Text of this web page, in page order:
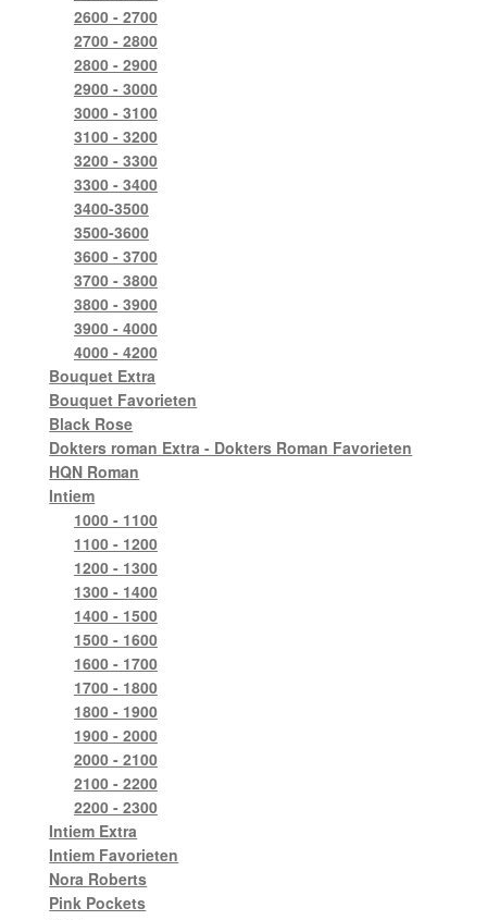
2600 - 2700
2700 - 2800
2800 - 2900
2900 - 3000
3000 - 3100
3100 - 3200
3200 - 3300
3300 - 3400
3400-3500
3500-3600
3600 - 3700
3700 - 3800
3800 - 3900
3900 - 4000
4000 - 4200
Bouquet Extra
Bouquet Favorieten
Black Rose
Dokters roman Extra - Dokters Roman Favorieten
HQN Roman
Intiem
1000 - 1100
1100 - 1200
1200 - 1300
1300 - 1400
1400 - 1500
1500 - 1600
1600 - 1700
1700 - 1800
1800 - 1900
1900 - 2000
2000 - 2100
2100 - 2200
2200 - 2300
Intiem Extra
Intiem Favorieten
Nora Roberts
Pink Pockets